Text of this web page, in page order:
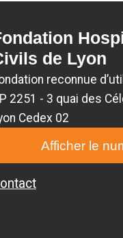
de Lyon
reconnue
2251 - 3 quai des
Cedex 02
Afficher le